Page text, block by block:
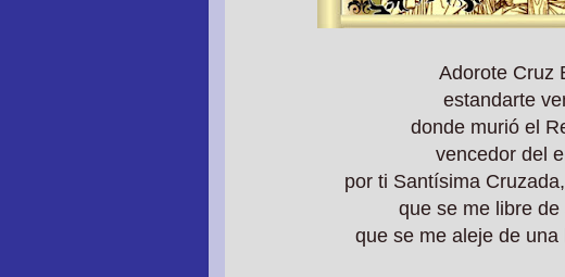
Adorote Cruz
estandarte
donde murió el
vencedor del
por ti Santísima
que se me libre de
que se me aleje de